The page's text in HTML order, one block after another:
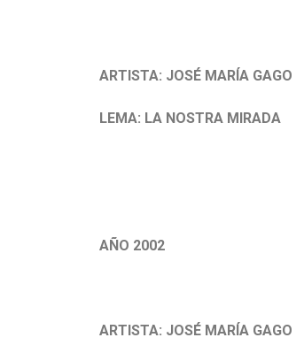
ARTISTA: JOSÉ MARÍA GAGO
LEMA: LA NOSTRA MIRADA
AÑO 2002
ARTISTA: JOSÉ MARÍA GAGO